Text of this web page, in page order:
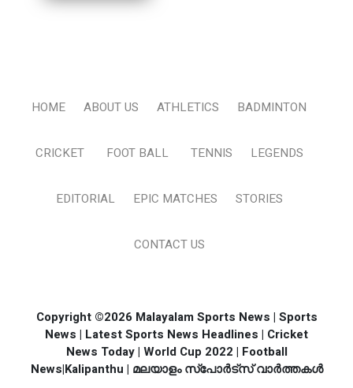
HOME ABOUT US ATHLETICS BADMINTON
CRICKET FOOT BALL TENNIS LEGENDS
EDITORIAL EPIC MATCHES STORIES
CONTACT US
Copyright ©2026 Malayalam Sports News | Sports
News | Latest Sports News Headlines | Cricket
News Today | World Cup 2022 | Football
News|Kalipanthu | മലയാളം സ്പോര്‍ട്സ് വാര്‍ത്തകള്‍